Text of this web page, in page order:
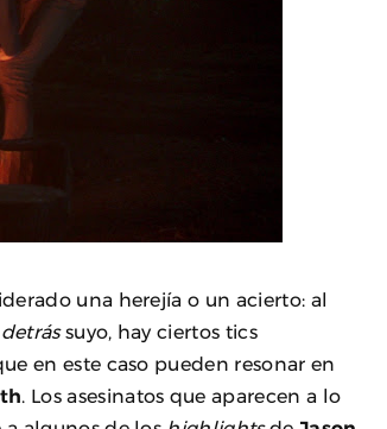
una herejía o un acierto: al
detrássuyo, hay ciertos tics
en este caso pueden resonar en
. Los asesinatos que aparecen a lo